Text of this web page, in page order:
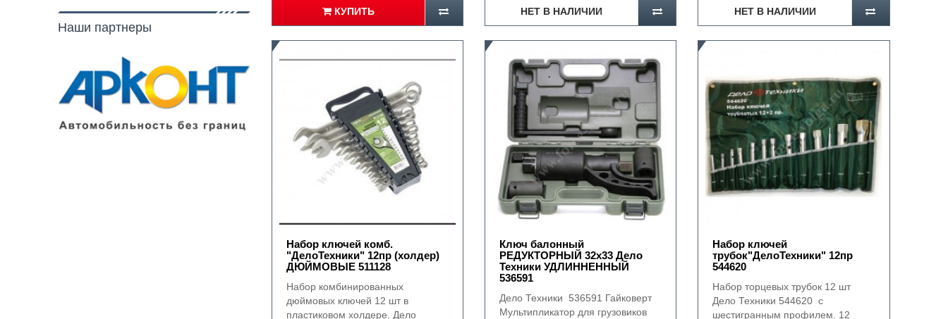
Наши партнеры
КУПИТЬ НЕТ В НАЛИЧИИ НЕТ В НАЛИЧИИ
Набор ключей комб.
"ДелоТехники" 12пр (холдер)
ДЮЙМОВЫЕ 511128
Набор комбинированных
дюймовых ключей 12 шт в
пластиковом холдере. Дело
Ключ балонный
РЕДУКТОРНЫЙ 32х33 Дело
Техники УДЛИННЕННЫЙ
536591
Дело Техники 536591 Гайковерт
Мультипликатор для грузовиков
Набор ключей
трубок"ДелоТехники" 12пр
544620
Набор торцевых трубок 12 шт
Дело Техники 544620 с
шестигранным профилем. 12